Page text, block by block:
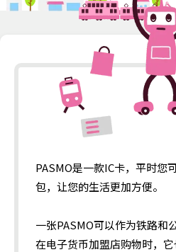
PASMO是一款IC卡， 平时您
包，让您的生活更加方便。
一张PASMO可以作为铁路和
在电子货币加盟店购物时，